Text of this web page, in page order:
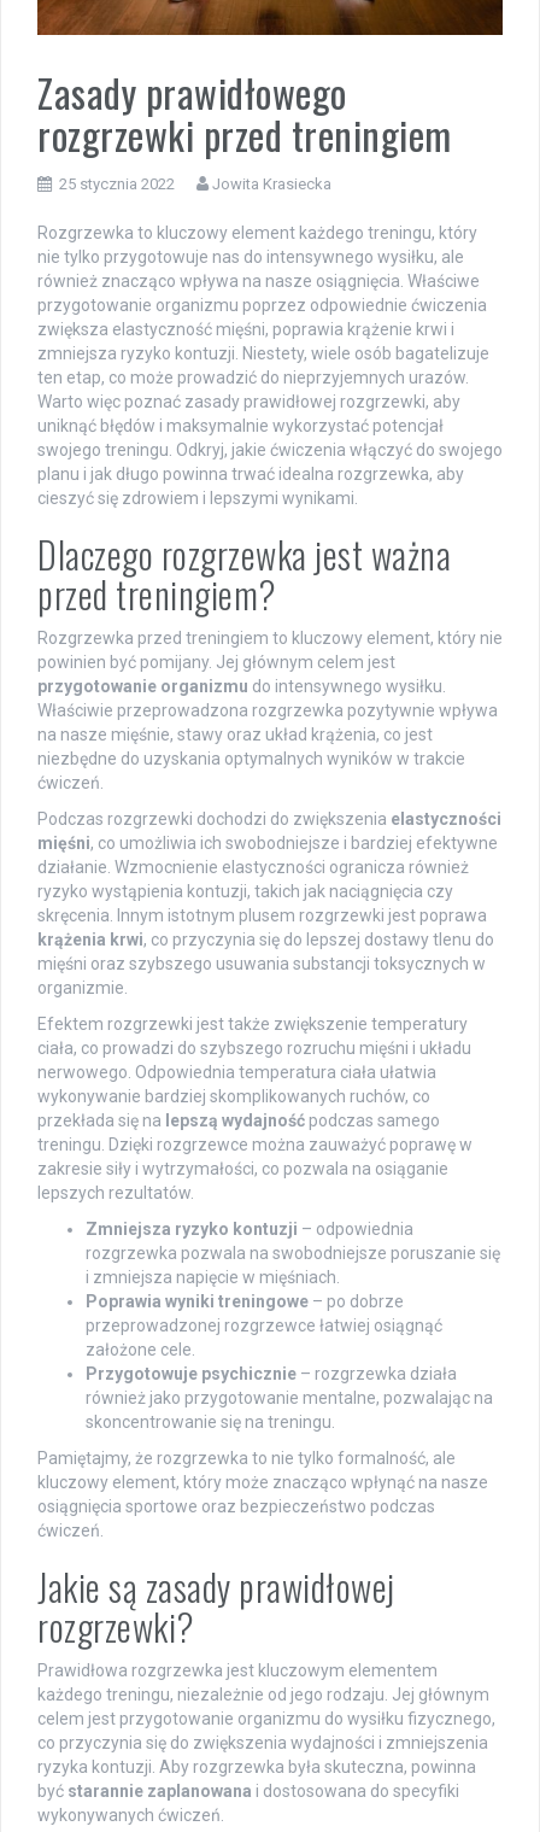
Zasady prawidłowego
rozgrzewki przed treningiem
25 stycznia 2022 Jowita Krasiecka
Rozgrzewka to kluczowy element każdego treningu, który
nie tylko przygotowuje nas do intensywnego wysiłku, ale
również znacząco wpływa na nasze osiągnięcia. Właściwe
przygotowanie organizmu poprzez odpowiednie ćwiczenia
zwiększa elastyczność mięśni, poprawia krążenie krwi i
zmniejsza ryzyko kontuzji. Niestety, wiele osób bagatelizuje
ten etap, co może prowadzić do nieprzyjemnych urazów.
Warto więc poznać zasady prawidłowej rozgrzewki, aby
uniknąć błędów i maksymalnie wykorzystać potencjał
swojego treningu. Odkryj, jakie ćwiczenia włączyć do swojego
planu i jak długo powinna trwać idealna rozgrzewka, aby
cieszyć się zdrowiem i lepszymi wynikami.
Dlaczego rozgrzewka jest ważna
przed treningiem?
Rozgrzewka przed treningiem to kluczowy element, który nie
powinien być pomijany. Jej głównym celem jest
przygotowanie organizmu do intensywnego wysiłku.
Właściwie przeprowadzona rozgrzewka pozytywnie wpływa
na nasze mięśnie, stawy oraz układ krążenia, co jest
niezbędne do uzyskania optymalnych wyników w trakcie
ćwiczeń.
Podczas rozgrzewki dochodzi do zwiększenia elastyczności
mięśni, co umożliwia ich swobodniejsze i bardziej efektywne
działanie. Wzmocnienie elastyczności ogranicza również
ryzyko wystąpienia kontuzji, takich jak naciągnięcia czy
skręcenia. Innym istotnym plusem rozgrzewki jest poprawa
krążenia krwi, co przyczynia się do lepszej dostawy tlenu do
mięśni oraz szybszego usuwania substancji toksycznych w
organizmie.
Efektem rozgrzewki jest także zwiększenie temperatury
ciała, co prowadzi do szybszego rozruchu mięśni i układu
nerwowego. Odpowiednia temperatura ciała ułatwia
wykonywanie bardziej skomplikowanych ruchów, co
przekłada się na lepszą wydajność podczas samego
treningu. Dzięki rozgrzewce można zauważyć poprawę w
zakresie siły i wytrzymałości, co pozwala na osiąganie
lepszych rezultatów.
Zmniejsza ryzyko kontuzji – odpowiednia
rozgrzewka pozwala na swobodniejsze poruszanie się
i zmniejsza napięcie w mięśniach.
Poprawia wyniki treningowe – po dobrze
przeprowadzonej rozgrzewce łatwiej osiągnąć
założone cele.
Przygotowuje psychicznie – rozgrzewka działa
również jako przygotowanie mentalne, pozwalając na
skoncentrowanie się na treningu.
Pamiętajmy, że rozgrzewka to nie tylko formalność, ale
kluczowy element, który może znacząco wpłynąć na nasze
osiągnięcia sportowe oraz bezpieczeństwo podczas
ćwiczeń.
Jakie są zasady prawidłowej
rozgrzewki?
Prawidłowa rozgrzewka jest kluczowym elementem
każdego treningu, niezależnie od jego rodzaju. Jej głównym
celem jest przygotowanie organizmu do wysiłku fizycznego,
co przyczynia się do zwiększenia wydajności i zmniejszenia
ryzyka kontuzji. Aby rozgrzewka była skuteczna, powinna
być starannie zaplanowana i dostosowana do specyfiki
wykonywanych ćwiczeń.